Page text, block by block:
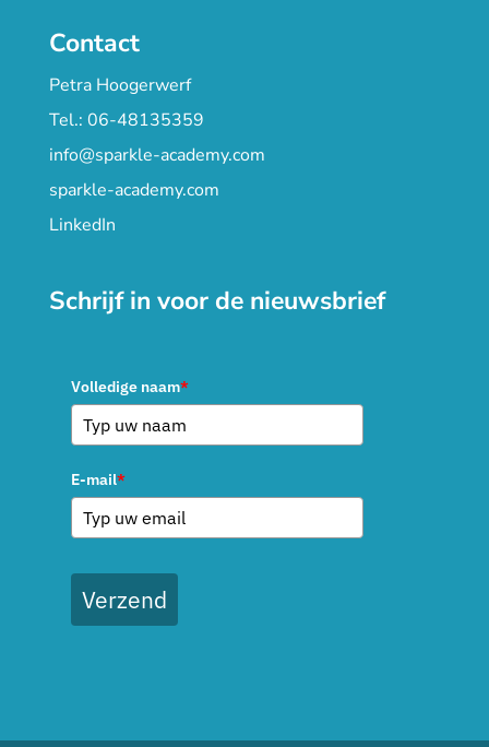
Contact
Petra Hoogerwerf
Tel.: 06-48135359
info@sparkle-academy.com
sparkle-academy.com
LinkedIn
Schrijf in voor de nieuwsbrief
Volledige naam*
E-mail*
Verzend